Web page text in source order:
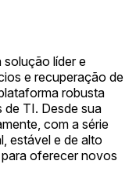
líder e
e recuperação de
robusta
de TI. Desde sua
com a série
estável e de alto
oferecer novos